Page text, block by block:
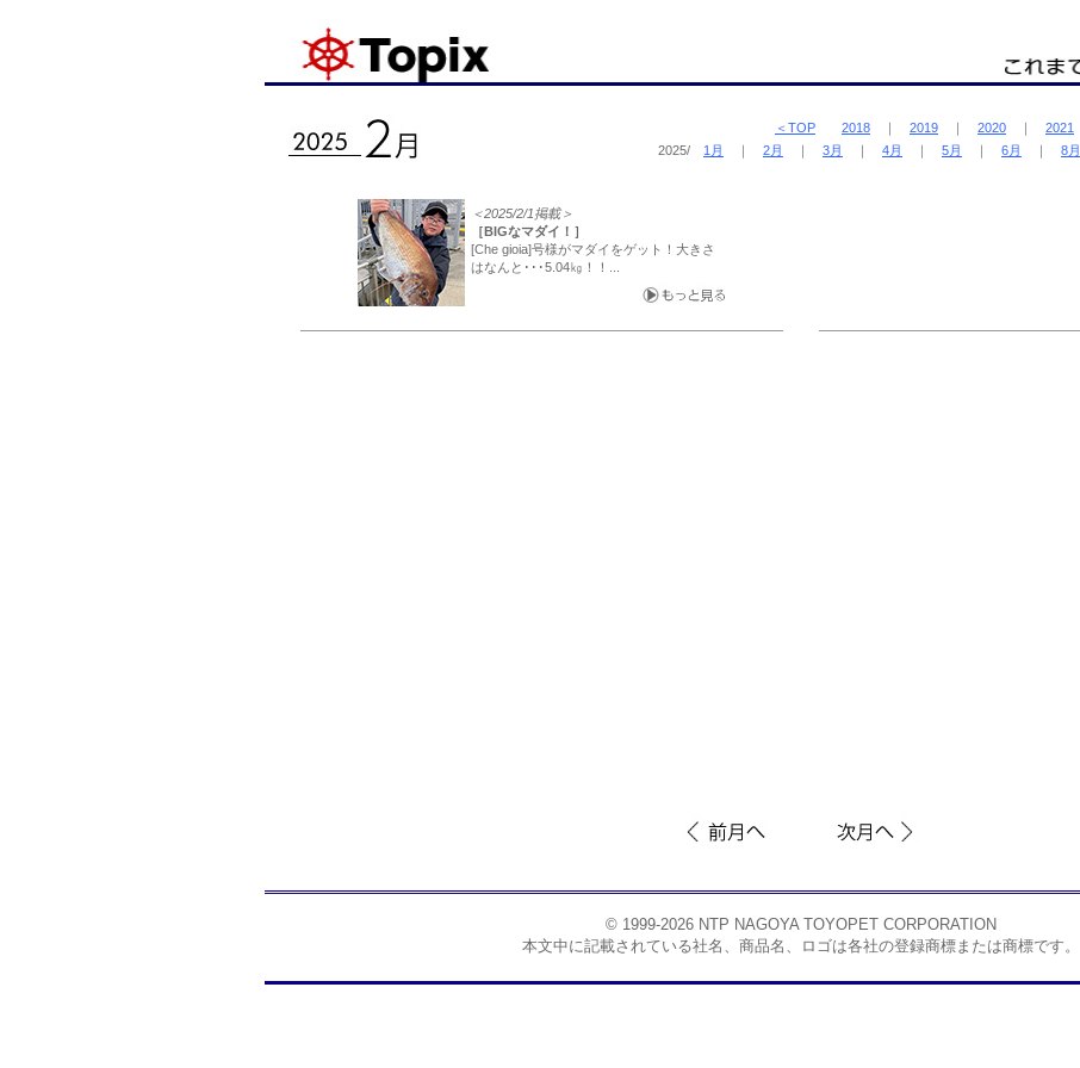
＜TOP 2018 ｜ 2019 ｜ 2020 ｜ 2021
2025/ 1月 ｜ 2月 ｜ 3月 ｜ 4月 ｜ 5月 ｜ 6月 ｜ 8月
＜2025/2/1掲載＞
［BIGなマダイ！］
[Che gioia]号様がマダイをゲット！大きさ
はなんと･･･5.04㎏！！...
© 1999-2026 NTP NAGOYA TOYOPET CORPORATION
本文中に記載されている社名、商品名、ロゴは各社の登録商標または商標です。